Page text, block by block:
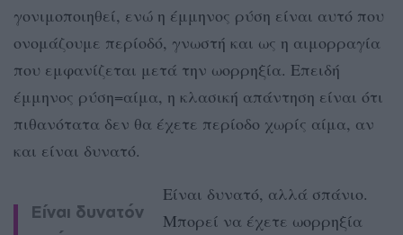
γονιμοποιηθεί, ενώ η έμμηνος ρύση είναι αυτό που
ονομάζουμε περίοδό, γνωστή και ως η αιμορραγία
που εμφανίζεται μετά την ωορρηξία. Επειδή
έμμηνος ρύση=αίμα, η κλασική απάντηση είναι ότι
πιθανότατα δεν θα έχετε περίοδο χωρίς αίμα, αν
και είναι δυνατό.
Είναι δυνατόν
Είναι δυνατό, αλλά σπάνιο.
Μπορεί να έχετε ωορρηξία